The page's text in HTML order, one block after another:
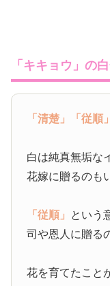
「キキョウ」の
「清楚」 「従順」
白は純真無垢な
花嫁に贈るのも
「従順」 という
司や恩人に贈る
花を育てたこと